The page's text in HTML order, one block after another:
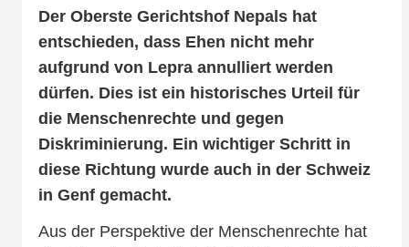
Der Oberste Gerichtshof Nepals hat
entschieden, dass Ehen nicht mehr
aufgrund von Lepra annulliert werden
dürfen. Dies ist ein historisches Urteil für
die Menschenrechte und gegen
Diskriminierung. Ein wichtiger Schritt in
diese Richtung wurde auch in der Schweiz
in Genf gemacht.
Aus der Perspektive der Menschenrechte hat